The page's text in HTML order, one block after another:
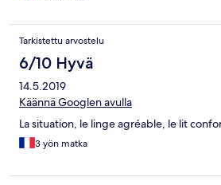
Tarkistettu arvostelu
6/10 Hyvä
14.5.2019
Käännä Googlen avulla
La situation, le linge agréable, le lit
3 yön matka